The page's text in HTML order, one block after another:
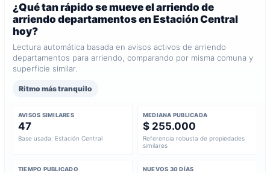
¿Qué tan rápido se mueve el arriendo de
arriendo departamentos en Estación Central
hoy?
Lectura automática basada en avisos activos de arriendo
departamentos para arriendo, comparando por misma comuna y
superficie similar.
Ritmo más tranquilo
AVISOS SIMILARES
47
Base usada: Estación Central
MEDIANA PUBLICADA
$ 255.000
Referencia robusta de propiedades
similares
TIEMPO PUBLICADO NUEVOS 30 DÍAS